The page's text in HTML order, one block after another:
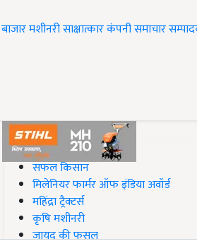
बाजारमशीनरीसाक्षात्कारकंपनी समाचार
#Top on Krishi Jagran
सफल किसान
मिलेनियर फार्मर ऑफ इंडिया अवॉर्ड
महिंद्रा ट्रैक्टर्स
कृषि मशीनरी
जायद की फसल